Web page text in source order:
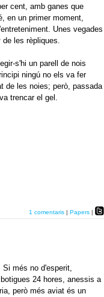
cent, amb ganes que
en un primer moment,
Unes vegades
les rèpliques.
s'hi un parell de nois
ningú no els va fer
les noies; però, passada
trencar el gel.
1 comentaris | Papers |
més no d'esperit,
24 hores, anessis a
però més aviat és un